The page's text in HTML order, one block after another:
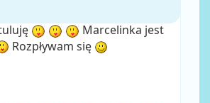
Marcelinka jest
Rozpływam się